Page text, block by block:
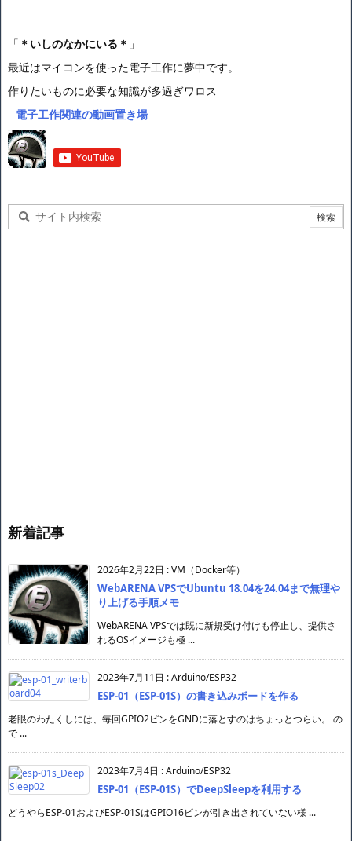
「 ＊いしのなかにいる＊ 」
最近はマイコンを使った電子工作に夢中です。
作りたいものに必要な知識が多過ぎワロス
電子工作関連の動画置き場
新着記事
2026年2月22日 :VM（Docker等）
WebARENA VPSでUbuntu 18.04を24.04まで無理や
り上げる手順メモ
WebARENA VPSでは既に新規受け付けも停止し、提供さ
れるOSイメージも極 ...
2023年7月11日 :Arduino/ESP32
ESP-01（ESP-01S）の書き込みボードを作る
老眼のわたくしには、毎回GPIO2ピンをGNDに落とすのはちょっとつらい。 の
で ...
2023年7月4日 :Arduino/ESP32
ESP-01（ESP-01S）でDeepSleepを利用する
どうやらESP-01およびESP-01SはGPIO16ピンが引き出されていない様 ...